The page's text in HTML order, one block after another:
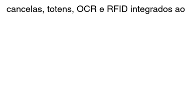
cancelas, totens, OCR e RFID integrados